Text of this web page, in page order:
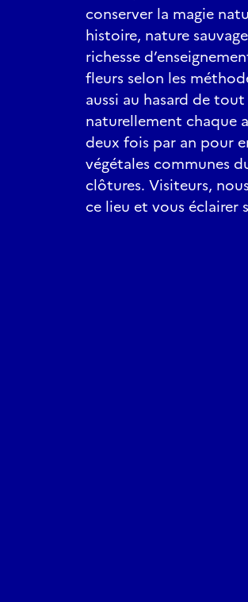
conserver la magie
histoire, nature
richesse
fleurs selon les
aussi au hasard de
naturellement chaque
deux fois par an pour
végétales communes
clôtures. Visiteurs,
ce lieu et vous éclairer